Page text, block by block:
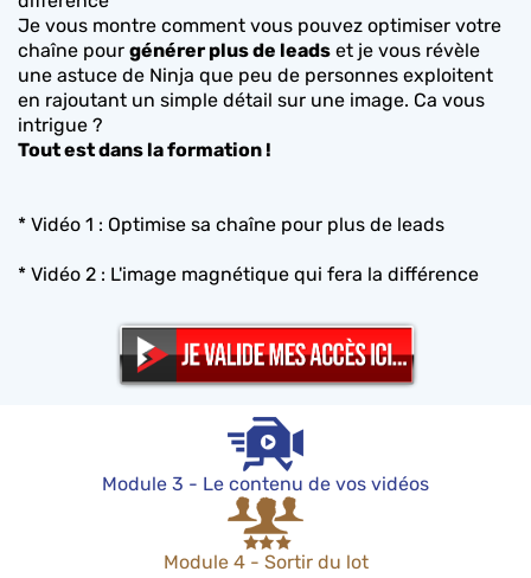
Je vous montre comment vous pouvez optimiser votre
chaîne pour générer plus de leads et je vous révèle
une astuce de Ninja que peu de personnes exploitent
en rajoutant un simple détail sur une image. Ca vous
intrigue ?
Tout est dans la formation !
* Vidéo 1 : Optimise sa chaîne pour plus de leads
* Vidéo 2 : L'image magnétique qui fera la différence
Module 3 - Le contenu de vos vidéos
Module 4 - Sortir du lot